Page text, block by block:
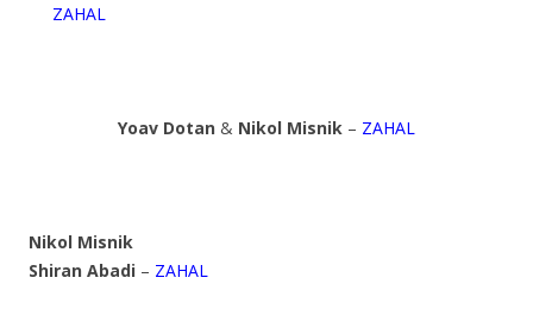
ZAHAL
Yoav Dotan & Nikol Misnik – ZAHAL
Nikol Misnik
Shiran Abadi – ZAHAL